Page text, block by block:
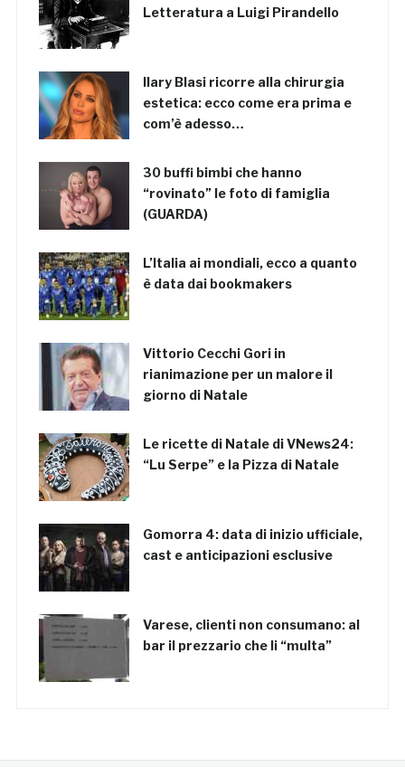
Letteratura a Luigi Pirandello
Ilary Blasi ricorre alla chirurgia
estetica: ecco come era prima e
com’è adesso…
30 buffi bimbi che hanno
“rovinato” le foto di famiglia
(GUARDA)
L’Italia ai mondiali, ecco a quanto
è data dai bookmakers
Vittorio Cecchi Gori in
rianimazione per un malore il
giorno di Natale
Le ricette di Natale di VNews24:
“Lu Serpe” e la Pizza di Natale
Gomorra 4: data di inizio ufficiale,
cast e anticipazioni esclusive
Varese, clienti non consumano: al
bar il prezzario che li “multa”